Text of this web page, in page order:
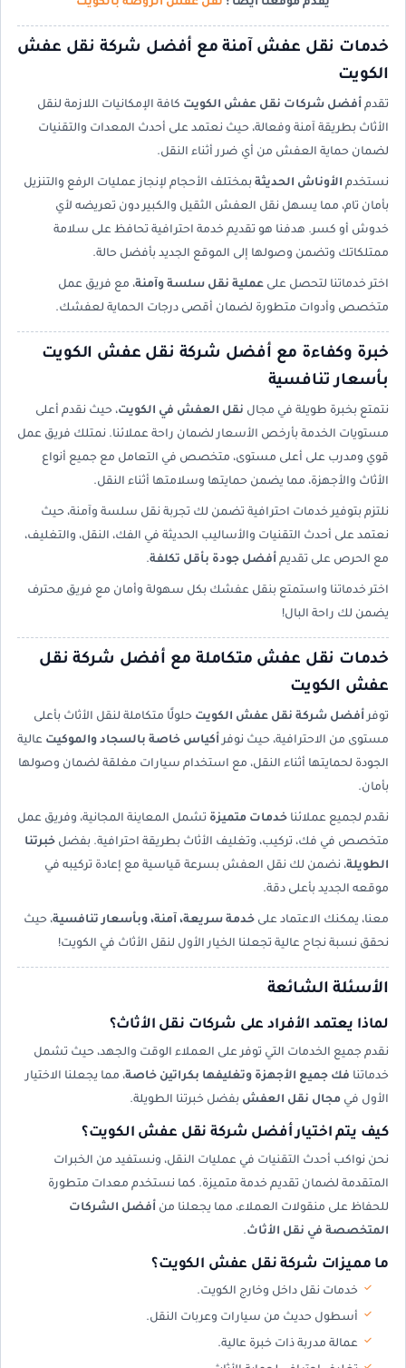
يقدم موقعنا ايضاً : نقل عفش الروضة بالكويت
خدمات نقل عفش آمنة مع أفضل شركة نقل عفش
الكويت
تقدم أفضل شركات نقل عفش الكويت كافة الإمكانيات اللازمة لنقل
الأثاث بطريقة آمنة وفعالة، حيث نعتمد على أحدث المعدات والتقنيات
لضمان حماية العفش من أي ضرر أثناء النقل.
نستخدم الأوناش الحديثة بمختلف الأحجام لإنجاز عمليات الرفع والتنزيل
بأمان تام، مما يسهل نقل العفش الثقيل والكبير دون تعريضه لأي
خدوش أو كسر. هدفنا هو تقديم خدمة احترافية تحافظ على سلامة
ممتلكاتك وتضمن وصولها إلى الموقع الجديد بأفضل حالة.
اختر خدماتنا لتحصل على عملية نقل سلسة وآمنة، مع فريق عمل
متخصص وأدوات متطورة لضمان أقصى درجات الحماية لعفشك.
خبرة وكفاءة مع أفضل شركة نقل عفش الكويت
بأسعار تنافسية
نتمتع بخبرة طويلة في مجال نقل العفش في الكويت، حيث نقدم أعلى
مستويات الخدمة بأرخص الأسعار لضمان راحة عملائنا. نمتلك فريق عمل
قوي ومدرب على أعلى مستوى، متخصص في التعامل مع جميع أنواع
الأثاث والأجهزة، مما يضمن حمايتها وسلامتها أثناء النقل.
نلتزم بتوفير خدمات احترافية تضمن لك تجربة نقل سلسة وآمنة، حيث
نعتمد على أحدث التقنيات والأساليب الحديثة في الفك، النقل، والتغليف،
مع الحرص على تقديم أفضل جودة بأقل تكلفة.
اختر خدماتنا واستمتع بنقل عفشك بكل سهولة وأمان مع فريق محترف
يضمن لك راحة البال!
خدمات نقل عفش متكاملة مع أفضل شركة نقل
عفش الكويت
توفرأفضل شركة نقل عفش الكويت حلولًا متكاملة لنقل الأثاث بأعلى
مستوى من الاحترافية، حيث نوفرأكياس خاصة بالسجاد والموكيت عالية
الجودة لحمايتها أثناء النقل، مع استخدام سيارات مغلقة لضمان وصولها
بأمان.
نقدم لجميع عملائنا خدمات متميزة تشمل المعاينة المجانية، وفريق عمل
متخصص في فك، تركيب، وتغليف الأثاث بطريقة احترافية. بفضل خبرتنا
الطويلة، نضمن لك نقل العفش بسرعة قياسية مع إعادة تركيبه في
موقعه الجديد بأعلى دقة.
معنا، يمكنك الاعتماد على خدمة سريعة، آمنة، وبأسعار تنافسية، حيث
نحقق نسبة نجاح عالية تجعلنا الخيار الأول لنقل الأثاث في الكويت!
الأسئلة الشائعة
لماذا يعتمد الأفراد على شركات نقل الأثاث؟
نقدم جميع الخدمات التي توفر على العملاء الوقت والجهد، حيث تشمل
خدماتنا فك جميع الأجهزة وتغليفها بكراتين خاصة، مما يجعلنا الاختيار
الأول في مجال نقل العفش بفضل خبرتنا الطويلة.
كيف يتم اختيار أفضل شركة نقل عفش الكويت؟
نحن نواكب أحدث التقنيات في عمليات النقل، ونستفيد من الخبرات
المتقدمة لضمان تقديم خدمة متميزة. كما نستخدم معدات متطورة
للحفاظ على منقولات العملاء، مما يجعلنا من أفضل الشركات
المتخصصة في نقل الأثاث.
ما مميزات شركة نقل عفش الكويت؟
خدمات نقل داخل وخارج الكويت.
أسطول حديث من سيارات وعربات النقل.
عمالة مدربة ذات خبرة عالية.